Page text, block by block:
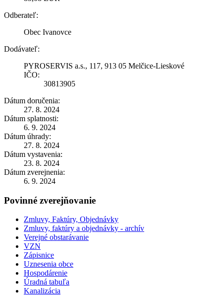
Odberateľ:
Obec Ivanovce
Dodávateľ:
PYROSERVIS a.s., 117, 913 05 Melčice-Lieskové
IČO:
30813905
Dátum doručenia:
27. 8. 2024
Dátum splatnosti:
6. 9. 2024
Dátum úhrady:
27. 8. 2024
Dátum vystavenia:
23. 8. 2024
Dátum zverejnenia:
6. 9. 2024
Povinné zverejňovanie
Zmluvy, Faktúry, Objednávky
Zmluvy, faktúry a objednávky - archív
Verejné obstarávanie
VZN
Zápisnice
Uznesenia obce
Hospodárenie
Úradná tabuľa
Kanalizácia